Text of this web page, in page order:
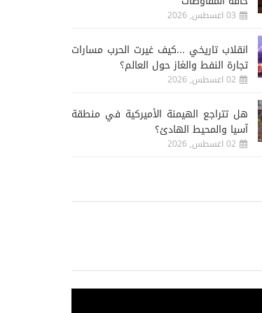
03 اغسطس, 2026
انقلاب تاريخي ...كيف غيرت الحرب مسارات
تجارة النفط والغاز حول العالم؟
02 اغسطس, 2026
هل تتراجع الهيمنة الأميركية في منطقة
آسيا والمحيط الهادئ؟
02 اغسطس, 2026